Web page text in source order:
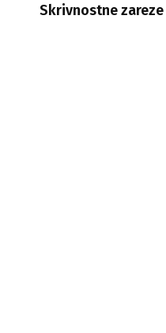
Skrivnostne zareze